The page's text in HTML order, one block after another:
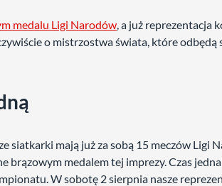
medalu Ligi Narodów, a już reprezentacja
o mistrzostwa świata, które odbędą
siatkarki mają już za sobą 15 meczów Ligi
brązowym medalem tej imprezy. Czas
W sobotę 2 sierpnia nasze